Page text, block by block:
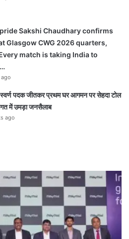
pride Sakshi Chaudhary confirms
Glasgow CWG 2026 quarters,
match is taking India to
ago
पदक जीतकर प्रथम घर आगमन पर सेहदा टोल
में उमड़ा जनसैलाब
ago